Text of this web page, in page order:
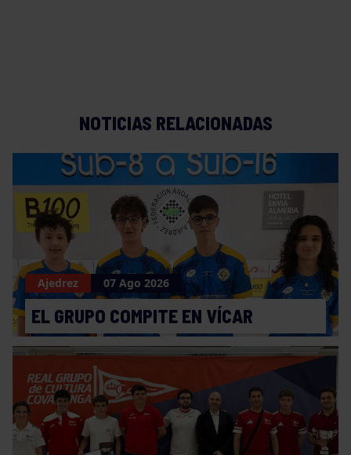
NOTICIAS RELACIONADAS
Ajedrez 07 Ago 2026
EL GRUPO COMPITE EN VÍCAR